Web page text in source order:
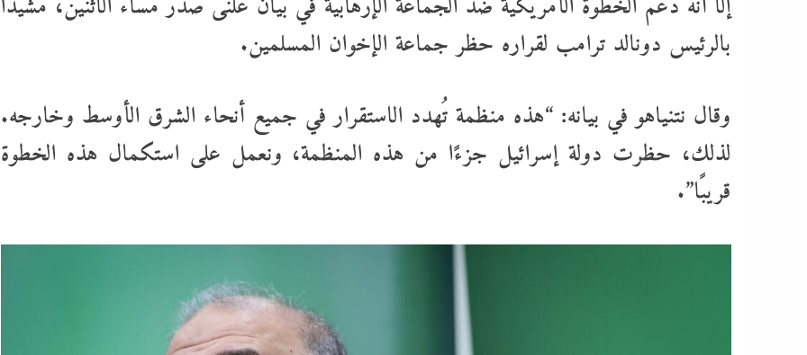
بالرئيس دونالد ترامب لقراره حظر جماعة الإخوان المسلمين.
وقال نتنياهو في بيانه: “هذه منظمة تُهدد الاستقرار في جميع أنحاء الشرق الأوسط وخارجه.
لذلك، حظرت دولة إسرائيل جزءًا من هذه المنظمة، ونعمل على استكمال هذه الخطوة
قريبًا”.